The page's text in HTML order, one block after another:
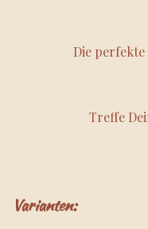
Die perfekte
Treffe
Varianten: